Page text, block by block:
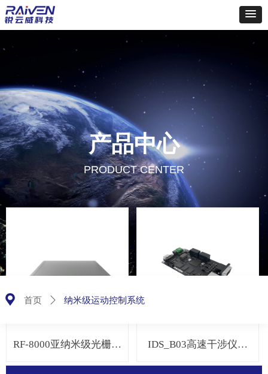
产品中心
PRODUCT CENTER
끇 首页 ꄲ 纳米级运动控制系统
RF-8000亚纳米级光栅传
感模块
IDS_B03高速干涉仪数
采模块